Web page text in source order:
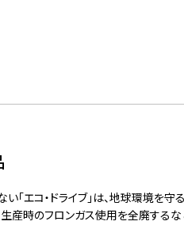
「エコ・ドライブ」は、地球環境を
産時のフロンガス使用を全廃するな